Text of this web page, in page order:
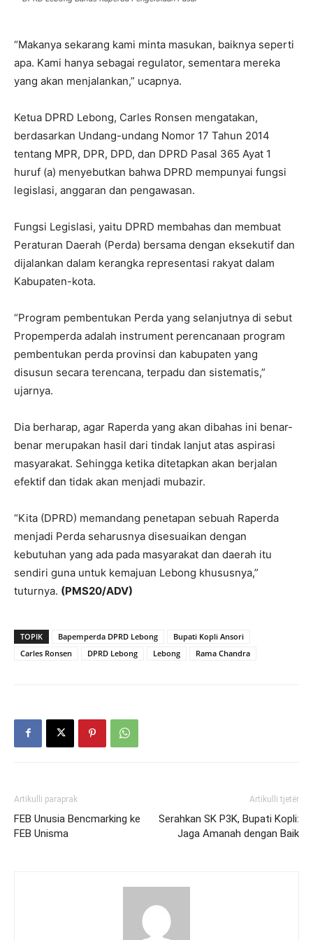
“Makanya sekarang kami minta masukan, baiknya seperti
apa. Kami hanya sebagai regulator, sementara mereka
yang akan menjalankan,” ucapnya.
Ketua DPRD Lebong, Carles Ronsen mengatakan,
berdasarkan Undang-undang Nomor 17 Tahun 2014
tentang MPR, DPR, DPD, dan DPRD Pasal 365 Ayat 1
huruf (a) menyebutkan bahwa DPRD mempunyai fungsi
legislasi, anggaran dan pengawasan.
Fungsi Legislasi, yaitu DPRD membahas dan membuat
Peraturan Daerah (Perda) bersama dengan eksekutif dan
dijalankan dalam kerangka representasi rakyat dalam
Kabupaten-kota.
“Program pembentukan Perda yang selanjutnya di sebut
Propemperda adalah instrument perencanaan program
pembentukan perda provinsi dan kabupaten yang
disusun secara terencana, terpadu dan sistematis,”
ujarnya.
Dia berharap, agar Raperda yang akan dibahas ini benar-
benar merupakan hasil dari tindak lanjut atas aspirasi
masyarakat. Sehingga ketika ditetapkan akan berjalan
efektif dan tidak akan menjadi mubazir.
“Kita (DPRD) memandang penetapan sebuah Raperda
menjadi Perda seharusnya disesuaikan dengan
kebutuhan yang ada pada masyarakat dan daerah itu
sendiri guna untuk kemajuan Lebong khususnya,”
tuturnya. (PMS20/ADV)
TOPIK Bapemperda DPRD Lebong
Bupati Kopli Ansori
Carles Ronsen
DPRD Lebong Lebong Rama Chandra
Artikulli paraprak
FEB Unusia Bencmarking ke
FEB Unisma
Artikulli tjetër
Serahkan SK P3K, Bupati Kopli:
Jaga Amanah dengan Baik